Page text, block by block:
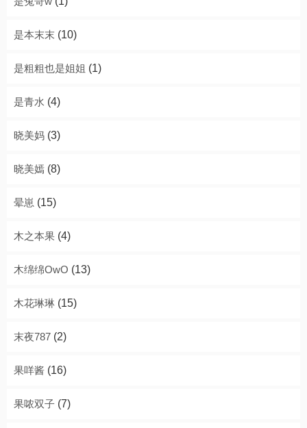
是本末末 (10)
是粗粗也是姐姐 (1)
是青水 (4)
晓美妈 (3)
晓美嫣 (8)
晕崽 (15)
木之本果 (4)
木绵绵OwO (13)
木花琳琳 (15)
末夜787 (2)
果咩酱 (16)
果哝双子 (7)